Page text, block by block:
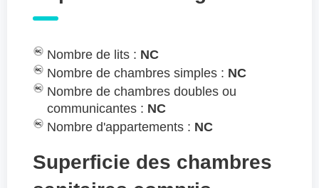
Nombre de lits : NC
Nombre de chambres simples : NC
Nombre de chambres doubles ou
communicantes : NC
Nombre d'appartements : NC
Superficie des chambres